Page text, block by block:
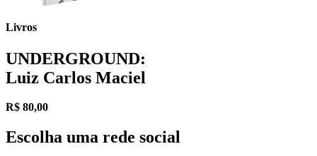
Livros
UNDERGROUND:
Luiz Carlos Maciel
R$ 80,00
Escolha uma rede social